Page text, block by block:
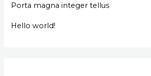
Porta magna integer tellus
Hello world!